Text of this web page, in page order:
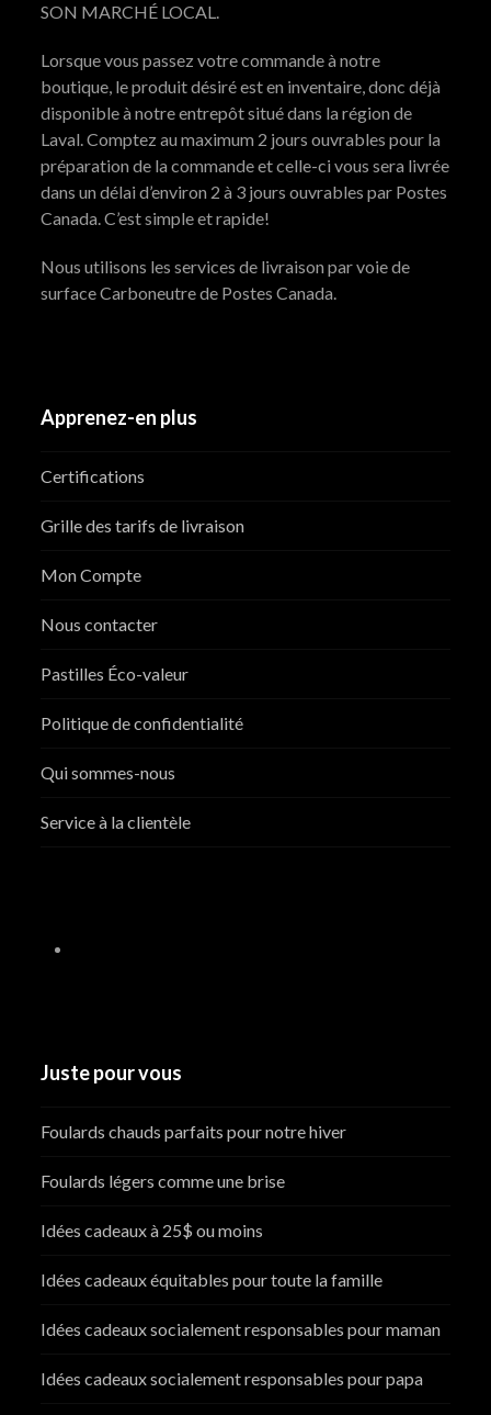
SON MARCHÉ LOCAL.
Lorsque vous passez votre commande à notre
boutique, le produit désiré est en inventaire, donc déjà
disponible à notre entrepôt situé dans la région de
Laval. Comptez au maximum 2 jours ouvrables pour la
préparation de la commande et celle-ci vous sera livrée
dans un délai d’environ 2 à 3 jours ouvrables par Postes
Canada. C’est simple et rapide!
Nous utilisons les services de livraison par voie de
surface Carboneutre de Postes Canada.
Apprenez-en plus
Certifications
Grille des tarifs de livraison
Mon Compte
Nous contacter
Pastilles Éco-valeur
Politique de confidentialité
Qui sommes-nous
Service à la clientèle
Juste pour vous
Foulards chauds parfaits pour notre hiver
Foulards légers comme une brise
Idées cadeaux à 25$ ou moins
Idées cadeaux équitables pour toute la famille
Idées cadeaux socialement responsables pour maman
Idées cadeaux socialement responsables pour papa